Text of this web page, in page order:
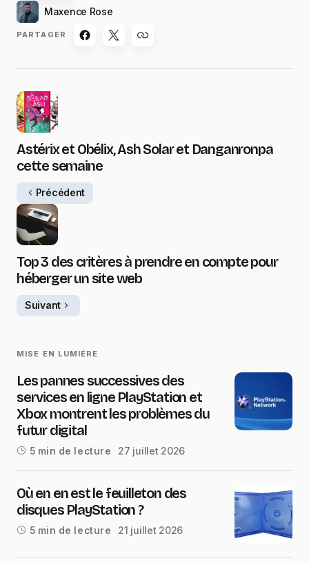
Maxence Rose
PARTAGER
Astérix et Obélix, Ash Solar et Danganronpa
cette semaine
Précédent
Top 3 des critères à prendre en compte pour
héberger un site web
Suivant
MISE EN LUMIÈRE
Les pannes successives des
services en ligne PlayStation et
Xbox montrent les problèmes du
futur digital
5 min de lecture 27 juillet 2026
Où en en est le feuilleton des
disques PlayStation ?
5 min de lecture 21 juillet 2026